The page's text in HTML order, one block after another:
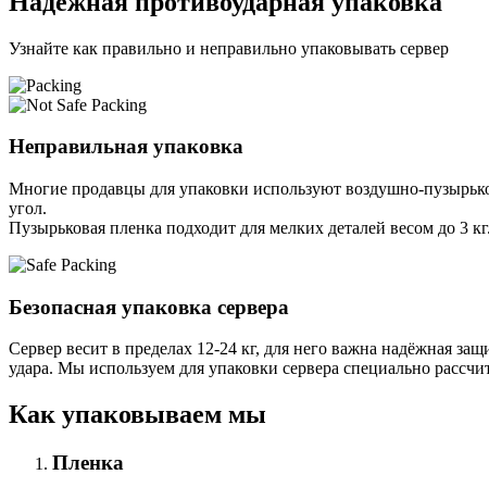
Узнайте как правильно и неправильно упаковывать сервер
Неправильная упаковка
Многие продавцы для упаковки используют воздушно-
угол.
Пузырьковая пленка подходит для мелких деталей весом до 3 кг.
Безопасная упаковка сервера
Сервер весит в пределах 12-24 кг, для него важна надёжная
удара. Мы используем для упаковки сервера специально
Как упаковываем мы
Пленка